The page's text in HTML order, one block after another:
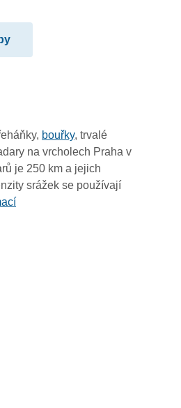
18:45
18:35
18:25
18:15
bouřky, trvalé
na vrcholech Praha v
je 250 km a jejich
srážek se používají